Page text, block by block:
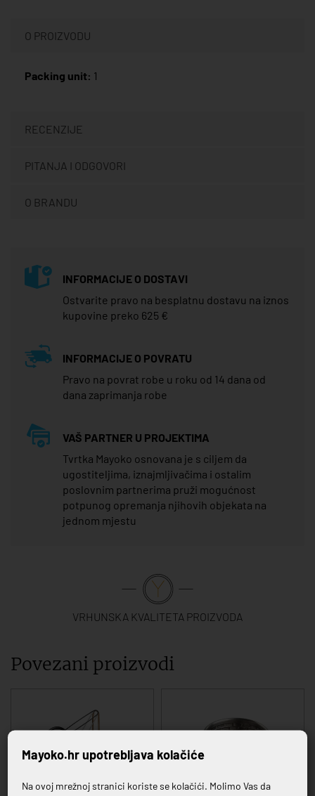
O PROIZVODU
Packing unit: 1
RECENZIJE
PITANJA I ODGOVORI
O BRANDU
INFORMACIJE O DOSTAVI
Ostvarite pravo na besplatnu dostavu na iznos
kupovine preko 625 €
INFORMACIJE O POVRATU
Pravo na povrat robe u roku od 14 dana od
dana zaprimanja robe
VAŠ PARTNER U PROJEKTIMA
Tvrtka Mayoko osnovana je s ciljem da
ugostiteljima, iznajmljivačima i ostalim
poslovnim partnerima pruži mogućnost
potpunog opremanja njihovih objekata na
jednom mjestu
VRHUNSKA KVALITETA PROIZVODA
Povezani proizvodi
Mayoko.hr upotrebljava kolačiće
Na ovoj mrežnoj stranici koriste se kolačići. Molimo Vas da